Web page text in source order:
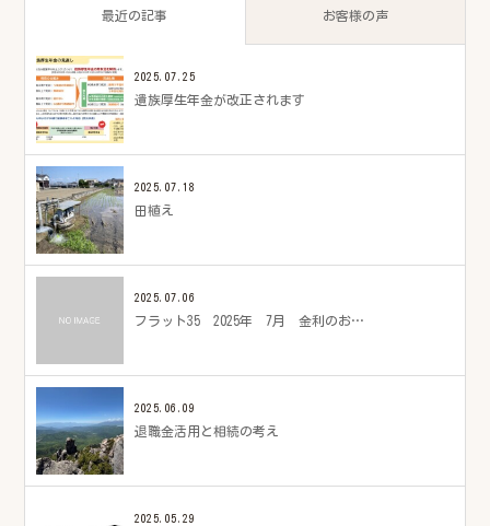
最近の記事 お客様の声
2025.07.25
遺族厚生年金が改正されます
2025.07.18
田植え
2025.07.06
フラット35 2025年 7月 金利のお…
2025.06.09
退職金活用と相続の考え
2025.05.29